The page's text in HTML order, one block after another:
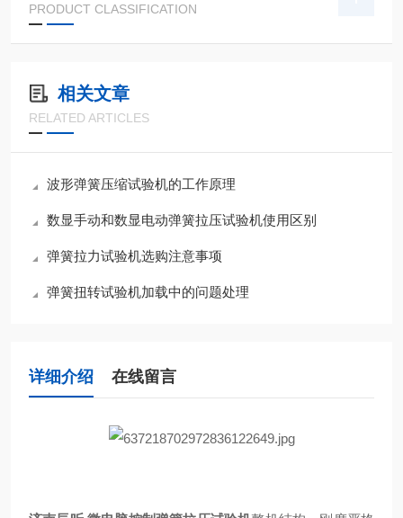
PRODUCT CLASSIFICATION
相关文章
RELATED ARTICLES
波形弹簧压缩试验机的工作原理
数显手动和数显电动弹簧拉压试验机使用区别
弹簧拉力试验机选购注意事项
弹簧扭转试验机加载中的问题处理
详细介绍 在线留言